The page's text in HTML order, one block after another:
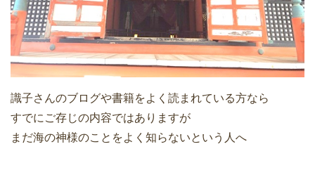
識子さんのブログや書籍をよく読まれている方なら
すでにご存じの内容ではありますが
まだ海の神様のことをよく知らないという人へ